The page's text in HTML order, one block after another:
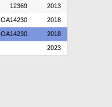
12369 2013
OA14230 2018
OA14230 2018
2023